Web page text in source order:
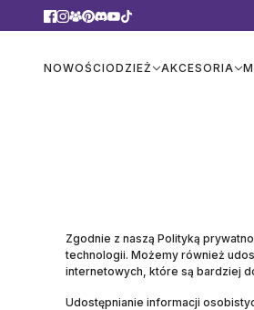
NOWOŚCIODZIEŻ AKCESORIA
Zgodnie z naszą Polityką
technologii. Możemy również
internetowych, które są bardziej
Udostępnianie informacji